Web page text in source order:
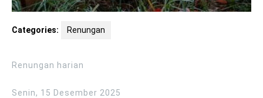
Categories: Renungan
Renungan harian
Senin, 15 Desember 2025